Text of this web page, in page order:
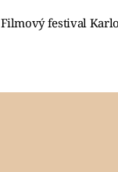
Filmový festival